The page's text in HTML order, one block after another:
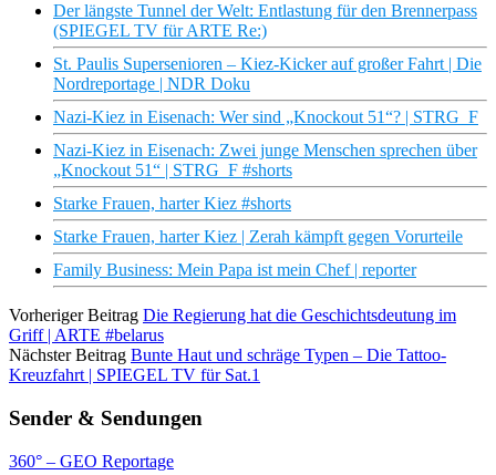
Der längste Tunnel der Welt: Entlastung für den Brennerpass
(SPIEGEL TV für ARTE Re:)
St. Paulis Supersenioren – Kiez-Kicker auf großer Fahrt | Die
Nordreportage | NDR Doku
Nazi-Kiez in Eisenach: Wer sind „Knockout 51“? | STRG_F
Nazi-Kiez in Eisenach: Zwei junge Menschen sprechen über
„Knockout 51“ | STRG_F #shorts
Starke Frauen, harter Kiez #shorts
Starke Frauen, harter Kiez | Zerah kämpft gegen Vorurteile
Family Business: Mein Papa ist mein Chef | reporter
Vorheriger Beitrag Die Regierung hat die Geschichtsdeutung im
Griff | ARTE #belarus
Nächster Beitrag Bunte Haut und schräge Typen – Die Tattoo-
Kreuzfahrt | SPIEGEL TV für Sat.1
Sender & Sendungen
360° – GEO Reportage